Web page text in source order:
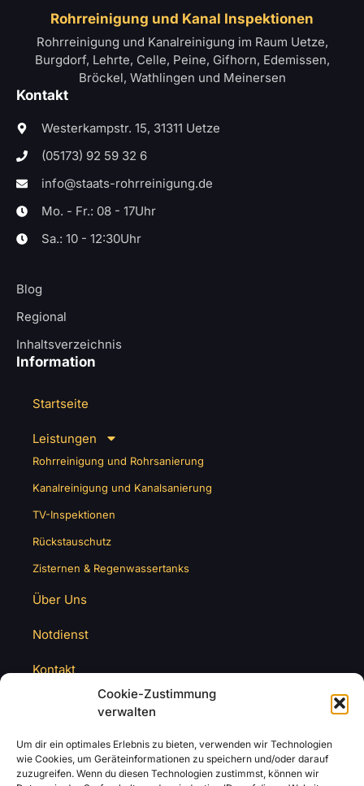
Cookie-Zustimmung
verwalten
Um dir ein optimales Erlebnis zu bieten, verwenden wir Technologien
wie Cookies, um Geräteinformationen zu speichern und/oder darauf
zuzugreifen. Wenn du diesen Technologien zustimmst, können wir
Rohrreinigung und Kanal Inspektionen
Rohrreinigung und Kanalreinigung im Raum Uetze,
Burgdorf, Lehrte, Celle, Peine, Gifhorn, Edemissen,
Bröckel, Wathlingen und Meinersen
Kontakt
Westerkampstr. 15, 31311 Uetze
(05173) 92 59 32 6
info@staats-rohrreinigung.de
Mo. - Fr.: 08 - 17Uhr
Sa.: 10 - 12:30Uhr
Blog
Regional
Inhaltsverzeichnis
Information
Startseite
Leistungen
Rohrreinigung und Rohrsanierung
Kanalreinigung und Kanalsanierung
TV-Inspektionen
Rückstauschutz
Zisternen & Regenwassertanks
Über Uns
Notdienst
Kontakt